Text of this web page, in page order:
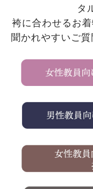
タ
袴に合わせるお
聞かれやすいご